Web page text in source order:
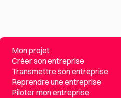
Mon projet
Créer son entreprise
Transmettre son entreprise
Reprendre une entreprise
Piloter mon entreprise